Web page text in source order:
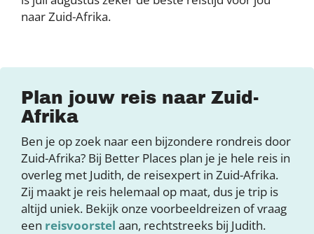
naar Zuid-Afrika.
Plan jouw reis naar Zuid-
Afrika
Ben je op zoek naar een bijzondere rondreis door
Zuid-Afrika? Bij Better Places plan je je hele reis in
overleg met Judith, de reisexpert in Zuid-Afrika.
Zij maakt je reis helemaal op maat, dus je trip is
altijd uniek. Bekijk onze voorbeeldreizen of vraag
een reisvoorstel aan, rechtstreeks bij Judith.